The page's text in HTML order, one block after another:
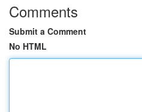
Comments
Submit a Comment
No HTML